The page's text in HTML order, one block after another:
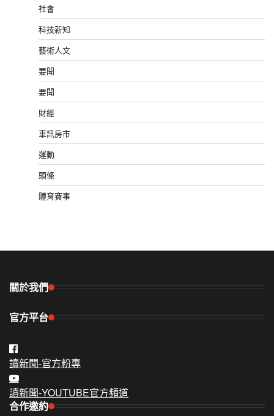
社會
科技新知
藝術人文
要聞
要聞
財經
車訊房市
運動
頭條
體育賽事
關於我們
官方平台
讀新聞-官方粉專
讀新聞-YOUTUBE官方頻道
合作邀約